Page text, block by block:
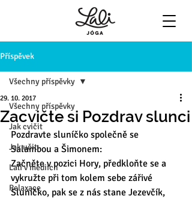
Příspěvek
Všechny příspěvky
Jak cvičit
Jak učit
Lali v médiích
Relaxace
Všechny příspěvky
Zacvičte si Pozdrav slunci
29. 10. 2017
Pozdravte sluníčko společně se
Salambou a Šimonem:
Začněte v pozici Hory, předkloňte se a
vykružte při tom kolem sebe zářivé
Sluníčko, pak se z nás stane Jezevčík,